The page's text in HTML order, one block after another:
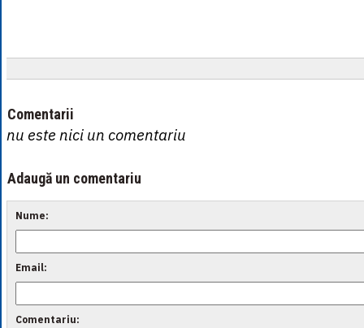
Comentarii
nu este nici un comentariu
Adaugă un comentariu
Nume:
Email:
Comentariu: